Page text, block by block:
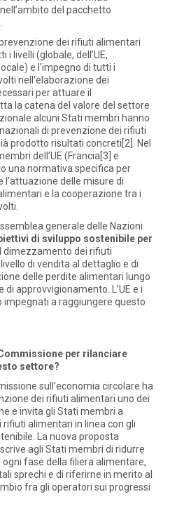
del pacchetto
dei rifiuti alimentari
livelli (globale, dell’UE,
e l’impegno di tutti i
nell’elaborazione dei
per attuare il
la catena del valore del settore
alcuni Stati membri hanno
di prevenzione dei rifiuti
prodotto risultati concreti[2]. Nel
dell’UE (Francia[3] e
una normativa specifica per
delle misure di
e la cooperazione tra i
generale delle Nazioni
di sviluppo sostenibile per
dimezzamento dei rifiuti
di vendita al dettaglio e di
delle perdite alimentari lungo
di approvvigionamento. L’UE e i
impegnati a raggiungere questo
per rilanciare
settore?
sull’economia circolare ha
dei rifiuti alimentari uno dei
e invita gli Stati membri a
alimentari in linea con gli
La nuova proposta
agli Stati membri di ridurre
fase della filiera alimentare,
sprechi e di riferirne in merito al
fra gli operatori sui progressi